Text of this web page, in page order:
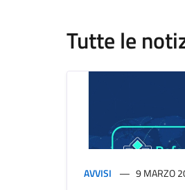
Tutte le
AVVISI 9 MARZO